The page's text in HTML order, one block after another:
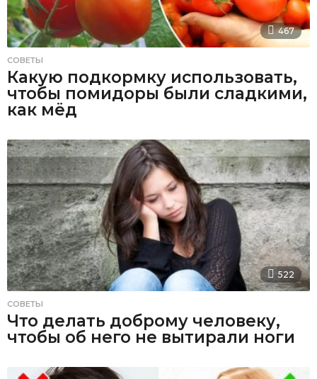
467
СОВЕТЫ
Какую подкормку использовать,
чтобы помидоры были сладкими,
как мёд
522
СОВЕТЫ
Что делать доброму человеку,
чтобы об него не вытирали ноги